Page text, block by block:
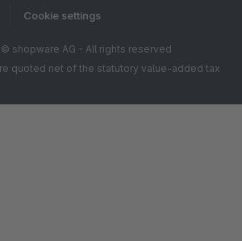
Cookie settings
shopware AG - All rights reserved
quoted net of the statutory value-added tax